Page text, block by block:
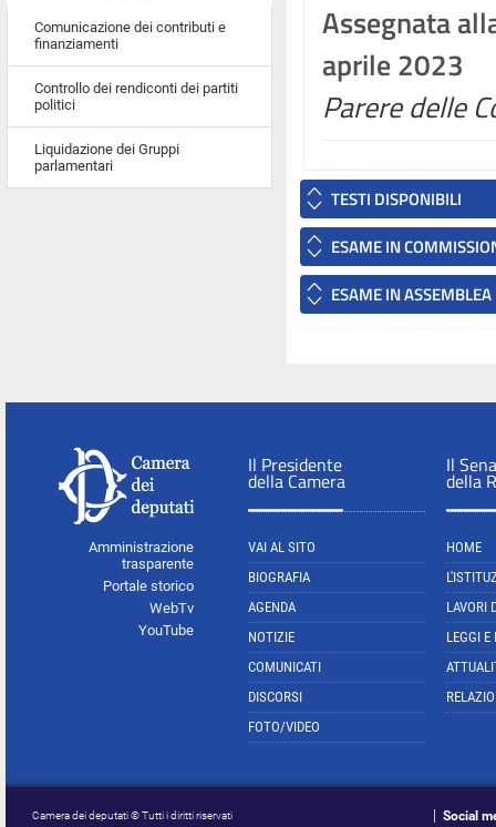
Comunicazione dei contributi e
finanziamenti
Controllo dei rendiconti dei partiti
politici
Liquidazione dei Gruppi
parlamentari
Assegnata
aprile 2023
Parere delle
TESTI DISPONIBILI
ESAME IN
ESAME IN ASSEMBLEA
Amministrazione
trasparente
Portale storico
WebTv
YouTube
Il Presidente
della Camera
VAI AL SITO
BIOGRAFIA
AGENDA
NOTIZIE
COMUNICATI
DISCORSI
FOTO/VIDEO
Il
della
HOME
LAVORI
LEGGI E
Camera dei deputati © Tutti i diritti riservati Social